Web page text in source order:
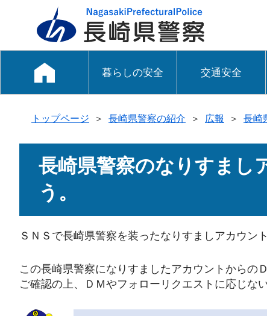
暮らしの安全 交通安全
トップページ ＞ 長崎県警察の紹介 ＞ 広報 ＞ 長崎
長崎県警察のなりすまし
う。
ＳＮＳで長崎県警察を装ったなりすましアカウン
この長崎県警察になりすましたアカウントからの
ご確認の上、ＤＭやフォローリクエストに応じな